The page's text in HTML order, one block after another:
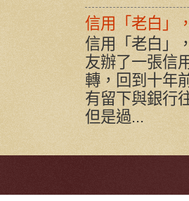
信用「老白」
信用「老白」
友辦了一張信
轉，回到十年
有留下與銀行
但是過...